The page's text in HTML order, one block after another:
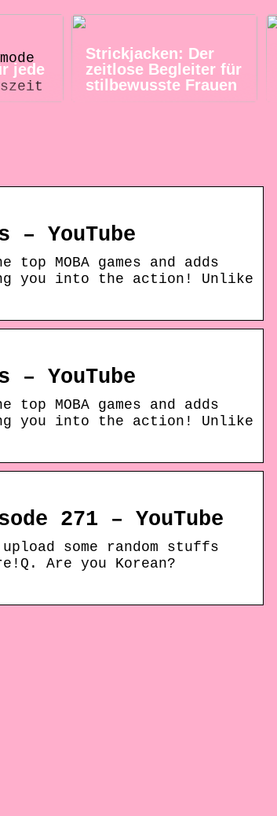
jede
Strickjacken: Der
zeitlose Begleiter für
stilbewusste Frauen
– YouTube
MOBA games and adds
you into the action! Unlike
– YouTube
MOBA games and adds
you into the action! Unlike
271 – YouTube
some random stuffs
Are you Korean?